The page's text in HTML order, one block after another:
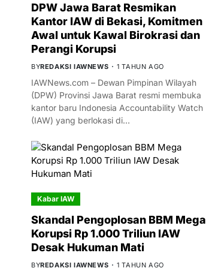
DPW Jawa Barat Resmikan
Kantor IAW di Bekasi, Komitmen
Awal untuk Kawal Birokrasi dan
Perangi Korupsi
BYREDAKSI IAWNEWS 1 TAHUN AGO
IAWNews.com – Dewan Pimpinan Wilayah
(DPW) Provinsi Jawa Barat resmi membuka
kantor baru Indonesia Accountability Watch
(IAW) yang berlokasi di…
Kabar IAW
Skandal Pengoplosan BBM Mega
Korupsi Rp 1.000 Triliun IAW
Desak Hukuman Mati
BYREDAKSI IAWNEWS 1 TAHUN AGO